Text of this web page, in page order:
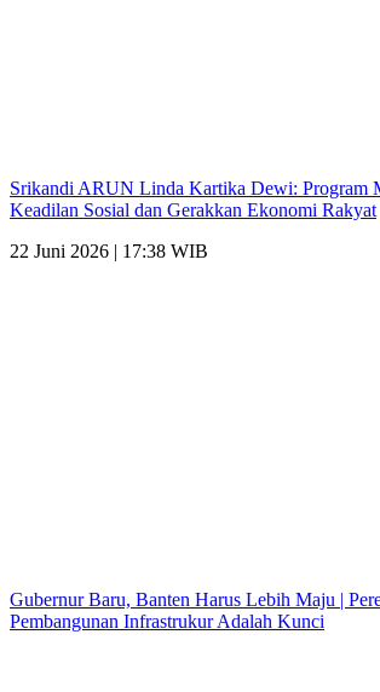
Srikandi ARUN Linda Kartika Dewi: Program
Keadilan Sosial dan Gerakkan Ekonomi Rakyat
22 Juni 2026 | 17:38 WIB
Gubernur Baru, Banten Harus Lebih Maju |
Pembangunan Infrastrukur Adalah Kunci